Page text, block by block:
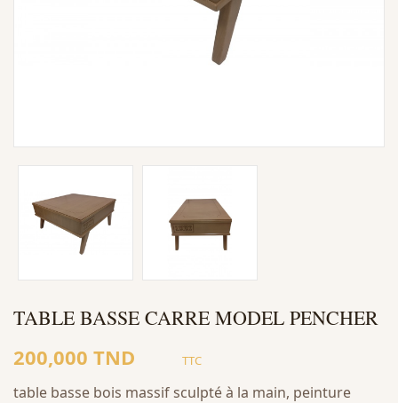
TABLE BASSE CARRE MODEL PENCHER
200,000 TND TTC
table basse bois massif sculpté à la main, peinture